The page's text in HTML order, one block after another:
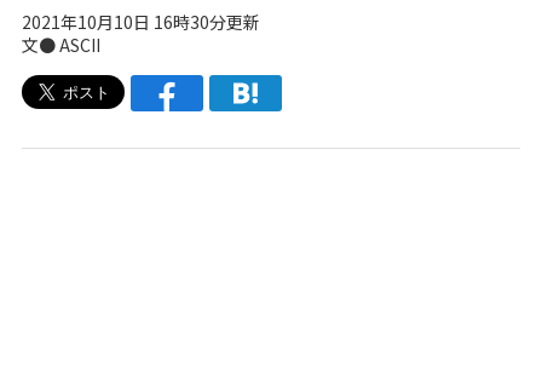
2021年10月10日 16時30分更新
文● ASCII